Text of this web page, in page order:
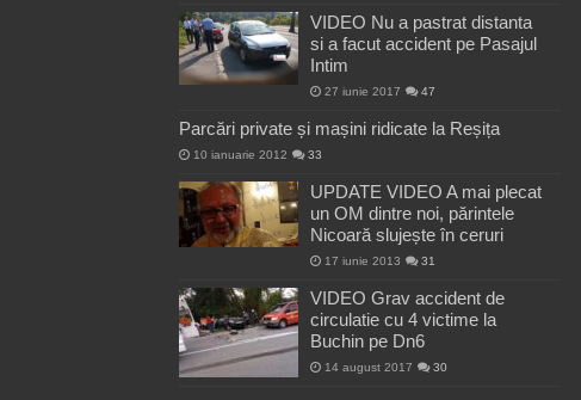
VIDEO Nu a pastrat distanta
si a facut accident pe Pasajul
Intim
27 iunie 2017 47
Parcări private și mașini ridicate la Reșița
10 ianuarie 2012 33
UPDATE VIDEO A mai plecat
un OM dintre noi, părintele
Nicoară slujește în ceruri
17 iunie 2013 31
VIDEO Grav accident de
circulatie cu 4 victime la
Buchin pe Dn6
14 august 2017 30